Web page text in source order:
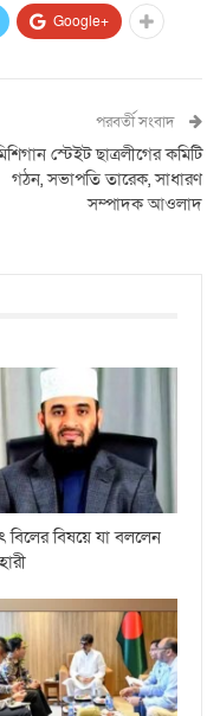
Google+
পরবর্তী সংবাদ
স্টেইট ছাত্রলীগের কমিটি
গঠন, সভাপতি তারেক, সাধারণ
সম্পাদক আওলাদ
বিলের বিষয়ে যা বললেন